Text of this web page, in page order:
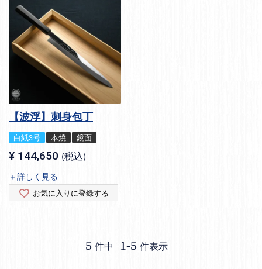
【波浮】刺身包丁
白紙3号 本焼 鏡面
¥ 144,650 税込
＋詳しく見る
お気に入りに登録する
5 件中 1-5 件表示